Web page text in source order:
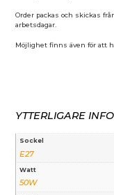
Order packas och skickas
arbetsdagar.
Möjlighet finns även för att
YTTERLIGARE
Sockel
E27
Watt
50W